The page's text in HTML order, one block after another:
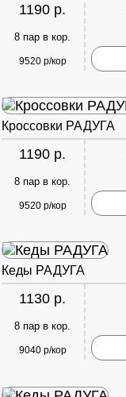
1190 р.
8 пар в кор.
9520 р/кор
Кроссовки РАДУГА
1190 р.
8 пар в кор.
9520 р/кор
Кеды РАДУГА
1130 р.
8 пар в кор.
9040 р/кор